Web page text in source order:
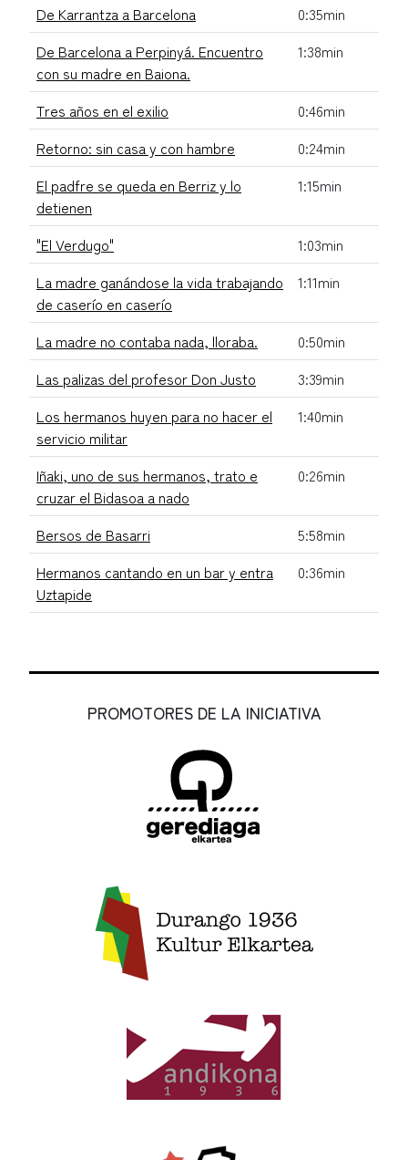
De Karrantza a Barcelona
0:35min
De Barcelona a Perpinyá. Encuentro
con su madre en Baiona.
1:38min
Tres años en el exilio
0:46min
Retorno: sin casa y con hambre
0:24min
El padfre se queda en Berriz y lo
detienen
1:15min
"El Verdugo"
1:03min
La madre ganándose la vida trabajando
de caserío en caserío
1:11min
La madre no contaba nada, lloraba.
0:50min
Las palizas del profesor Don Justo
3:39min
Los hermanos huyen para no hacer el
servicio militar
1:40min
Iñaki, uno de sus hermanos, trato e
cruzar el Bidasoa a nado
0:26min
Bersos de Basarri
5:58min
Hermanos cantando en un bar y entra
Uztapide
0:36min
PROMOTORES DE LA INICIATIVA